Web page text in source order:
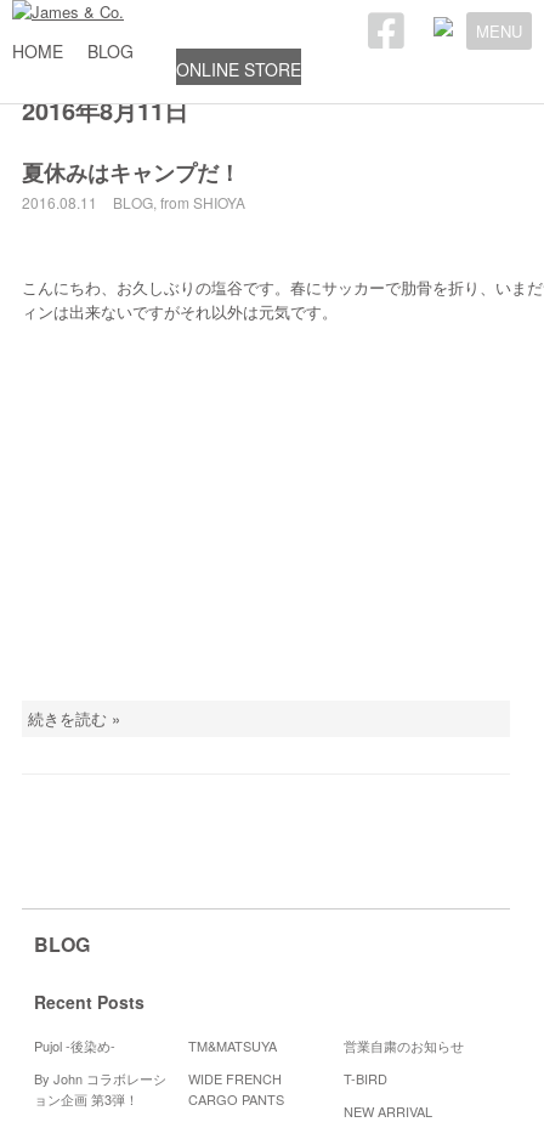
MENU
HOME BLOG
ONLINE STORE
2016年8月11日
夏休みはキャンプだ！
2016.08.11 BLOG, from SHIOYA
こんにちわ、お久しぶりの塩谷です。春にサッカーで肋骨を折り、いま
ィンは出来ないですがそれ以外は元気です。
続きを読む »
BLOG
Recent Posts
Pujol -後染め- TM&MATSUYA
営業自粛のお知らせ
By John コラボレーシ
ョン企画 第3弾！
WIDE FRENCH
CARGO PANTS
T-BIRD
NEW ARRIVAL